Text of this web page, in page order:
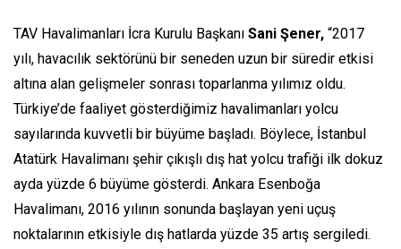
TAV Havalimanları İcra Kurulu Başkanı Sani Şener, “2017
yılı, havacılık sektörünü bir seneden uzun bir süredir etkisi
altına alan gelişmeler sonrası toparlanma yılımız oldu.
Türkiye’de faaliyet gösterdiğimiz havalimanları yolcu
sayılarında kuvvetli bir büyüme başladı. Böylece, İstanbul
Atatürk Havalimanı şehir çıkışlı dış hat yolcu trafiği ilk dokuz
ayda yüzde 6 büyüme gösterdi. Ankara Esenboğa
Havalimanı, 2016 yılının sonunda başlayan yeni uçuş
noktalarının etkisiyle dış hatlarda yüzde 35 artış sergiledi.